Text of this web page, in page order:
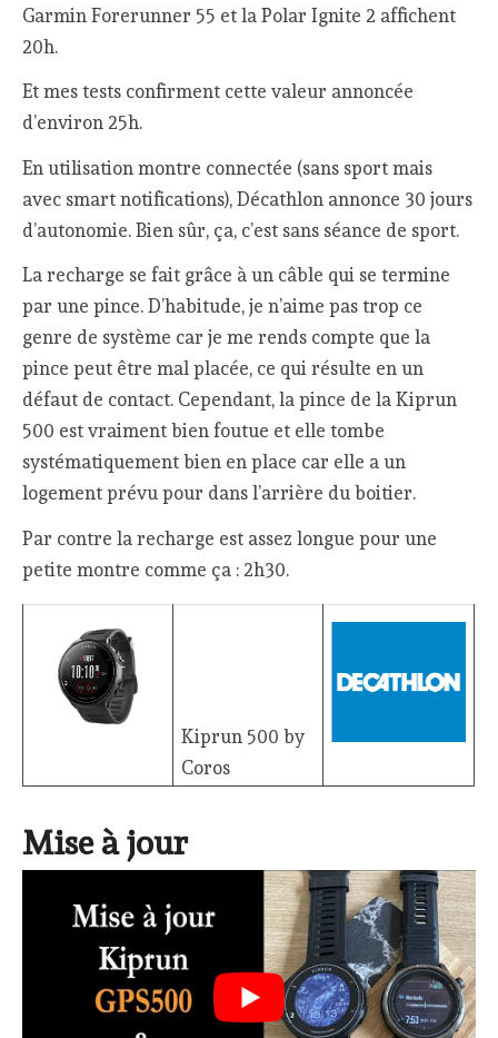
Garmin Forerunner 55 et la Polar Ignite 2 affichent
20h.
Et mes tests confirment cette valeur annoncée
d’environ 25h.
En utilisation montre connectée (sans sport mais
avec smart notifications), Décathlon annonce 30 jours
d’autonomie. Bien sûr, ça, c’est sans séance de sport.
La recharge se fait grâce à un câble qui se termine
par une pince. D’habitude, je n’aime pas trop ce
genre de système car je me rends compte que la
pince peut être mal placée, ce qui résulte en un
défaut de contact. Cependant, la pince de la Kiprun
500 est vraiment bien foutue et elle tombe
systématiquement bien en place car elle a un
logement prévu pour dans l’arrière du boitier.
Par contre la recharge est assez longue pour une
petite montre comme ça : 2h30.
Kiprun 500 by
Coros
Mise à jour